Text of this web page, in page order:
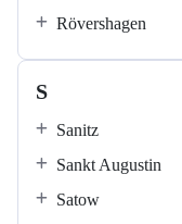
Rövershagen
S
Sanitz
Sankt Augustin
Satow